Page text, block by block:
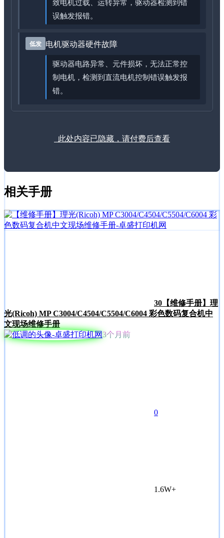
误触发报错。
低发 电机驱动器硬件故障
驱动器电路异常、元件损坏，无法正常控
制电机，检测到直流电机控制错误触发报
错。
此处内容已隐藏，请付费后查看
相关手册
30 【维修手册】理
光(Ricoh) MP C3004/C4504/C5504/C6004 彩色数码复合机中
文现场维修手册
3个月前
0
1.6W+